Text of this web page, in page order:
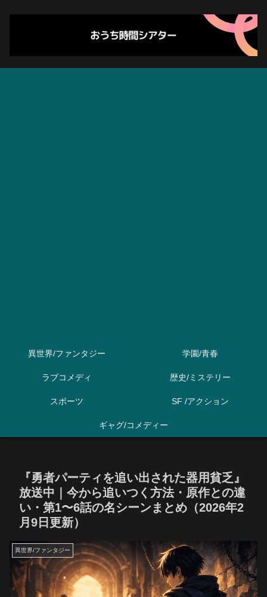
異世界/ファンタジー 学園/青春
ラブコメディ 歴史/ミステリー
スポーツ SF /アクション
ギャグ/コメディー
『勇者パーティを追い出された器用貧乏』
放送中｜今から追いつく方法・原作との違
い・第1〜6話の名シーンまとめ（2026年2
月9日更新）
異世界/ファンタジー